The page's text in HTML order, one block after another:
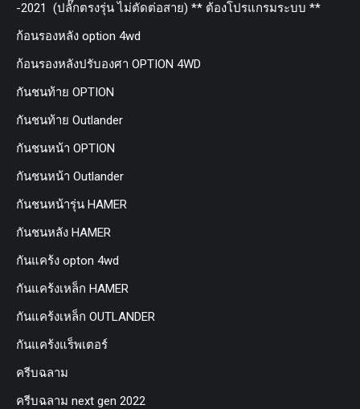
-2021 (ปลั๊กตรงรุ่น ไม่ตัดต่อสาย) ** ต้องโปรแกรมระบบ **
ก้อนรองหลัง option 4wd
ก้อนรองหลังปรับองศา OPTION 4WD
กันชนท้าย OPTION
กันชนท้าย Outlander
กันชนหน้า OPTION
กันชนหน้า Outlander
กันชนหน้ารุ่น HAMER
กันชนหลัง HAMER
กันแคร้ง opton 4wd
กันแคร้งเหล็ก HAMER
กันแคร้งเหล็ก OUTLANDER
กันแคร้งแร็พเตอร์
ครีบฉลาม
ครีบฉลาม next gen 2022